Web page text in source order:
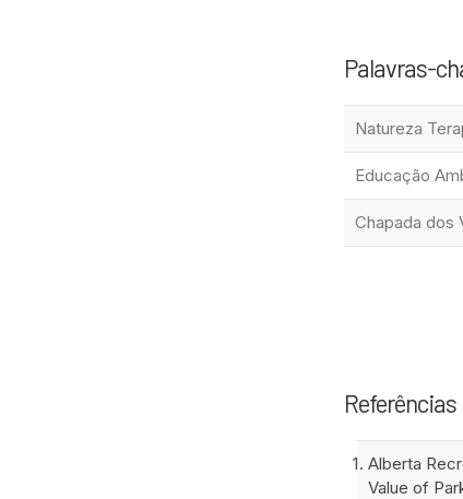
Palavras-
Natureza
Educação
Chapada dos
Referências
Alberta
Value of